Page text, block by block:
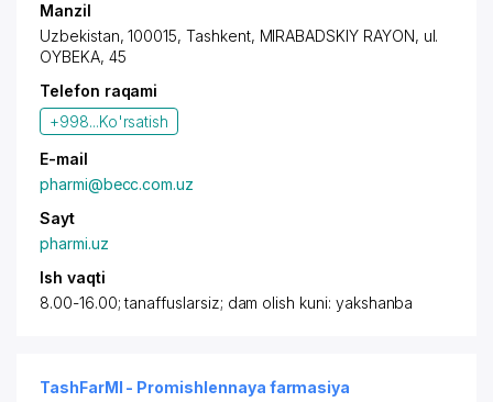
Manzil
Uzbekistan, 100015, Tashkent, MIRABADSKIY RAYON, ul.
OYBEKA, 45
Telefon raqami
+998...Ko'rsatish
E-mail
pharmi@becc.com.uz
Sayt
pharmi.uz
Ish vaqti
8.00-16.00; tanaffuslarsiz; dam olish kuni: yakshanba
TashFarMI - Promishlennaya farmasiya